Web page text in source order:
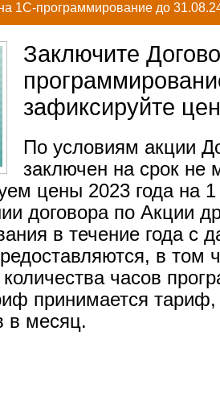
1С-программирование до
Заключите
зафиксируйте
По условиям акции
заключен на срок не
цены 2023 года на 1
договора по Акции
в течение года с
в том
часов
принимается тариф,
в месяц.